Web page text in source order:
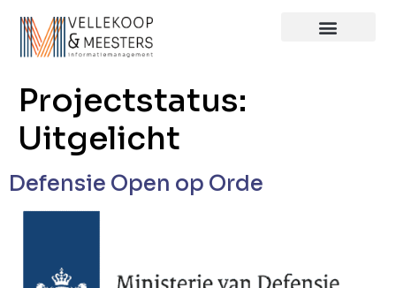
Projectstatus:
Uitgelicht
Defensie Open op Orde